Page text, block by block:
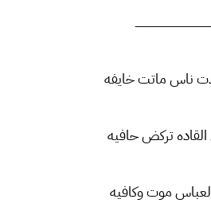
ناس ماتت خايفه
تركض حافيه
موت وكافيه